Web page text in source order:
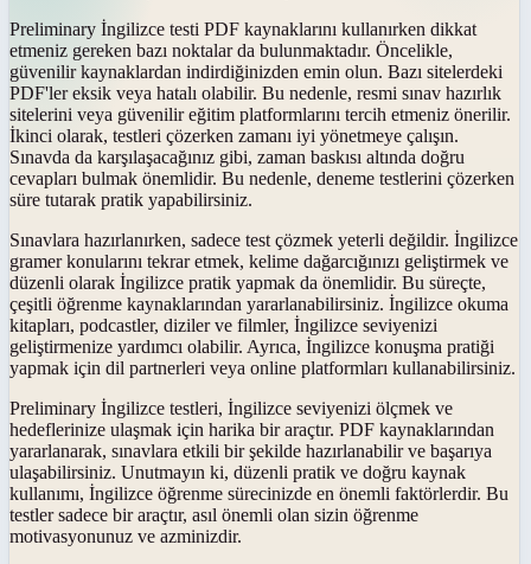
Preliminary İngilizce testi PDF kaynaklarını kullanırken dikkat
etmeniz gereken bazı noktalar da bulunmaktadır. Öncelikle,
güvenilir kaynaklardan indirdiğinizden emin olun. Bazı sitelerdeki
PDF'ler eksik veya hatalı olabilir. Bu nedenle, resmi sınav hazırlık
sitelerini veya güvenilir eğitim platformlarını tercih etmeniz önerilir.
İkinci olarak, testleri çözerken zamanı iyi yönetmeye çalışın.
Sınavda da karşılaşacağınız gibi, zaman baskısı altında doğru
cevapları bulmak önemlidir. Bu nedenle, deneme testlerini çözerken
süre tutarak pratik yapabilirsiniz.
Sınavlara hazırlanırken, sadece test çözmek yeterli değildir. İngilizce
gramer konularını tekrar etmek, kelime dağarcığınızı geliştirmek ve
düzenli olarak İngilizce pratik yapmak da önemlidir. Bu süreçte,
çeşitli öğrenme kaynaklarından yararlanabilirsiniz. İngilizce okuma
kitapları, podcastler, diziler ve filmler, İngilizce seviyenizi
geliştirmenize yardımcı olabilir. Ayrıca, İngilizce konuşma pratiği
yapmak için dil partnerleri veya online platformları kullanabilirsiniz.
Preliminary İngilizce testleri, İngilizce seviyenizi ölçmek ve
hedeflerinize ulaşmak için harika bir araçtır. PDF kaynaklarından
yararlanarak, sınavlara etkili bir şekilde hazırlanabilir ve başarıya
ulaşabilirsiniz. Unutmayın ki, düzenli pratik ve doğru kaynak
kullanımı, İngilizce öğrenme sürecinizde en önemli faktörlerdir. Bu
testler sadece bir araçtır, asıl önemli olan sizin öğrenme
motivasyonunuz ve azminizdir.